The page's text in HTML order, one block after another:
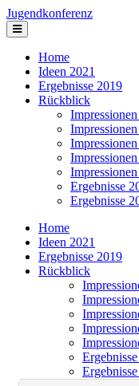
Jugendkonferenz
Home
Ideen 2021
Ergebnisse 2019
Rückblick
Impressionen
Ergebnisse
Ergebnisse
Home
Ideen 2021
Ergebnisse 2019
Rückblick